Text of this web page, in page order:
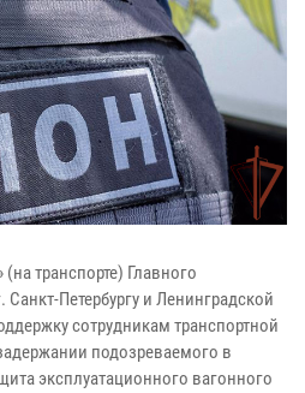
транспорте) Главного
Петербургу и Ленинградской
сотрудникам транспортной
подозреваемого в
эксплуатационного вагонного